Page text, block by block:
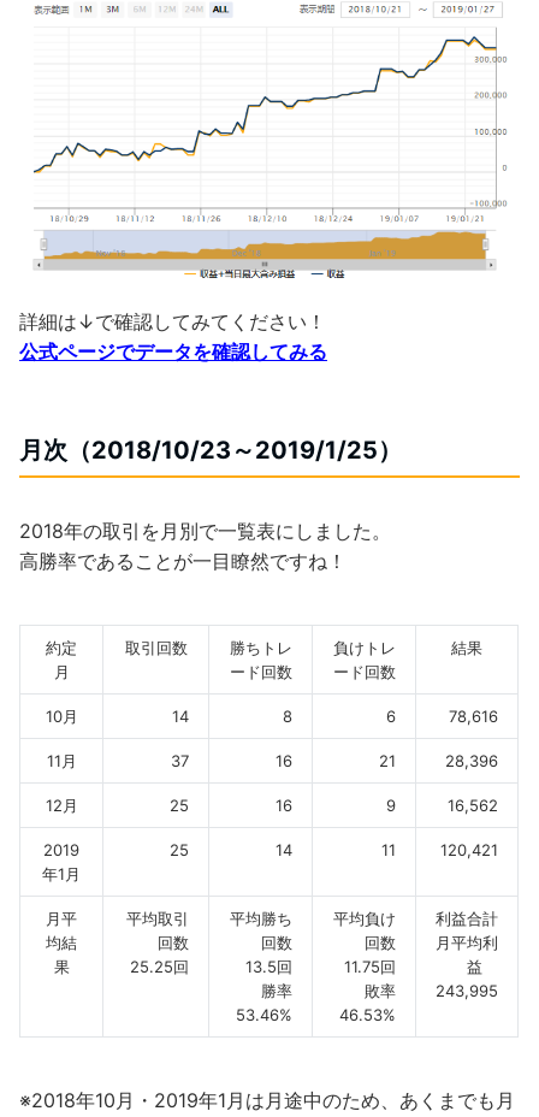
詳細は↓で確認してみてください！
公式ページでデータを確認してみる
月次（2018/10/23～2019/1/25）
2018年の取引を月別で一覧表にしました。
高勝率であることが一目瞭然ですね！
約定
月
取引回数
勝ちトレ
ード回数
負けトレ
ード回数
結果
10月 14 8 6 78,616
11月 37 16 21 28,396
12月 25 16 9 16,562
2019
年1月
25 14 11 120,421
月平
均結
果
平均取引
回数
25.25回
平均勝ち
回数
13.5回
勝率
53.46%
平均負け
回数
11.75回
敗率
46.53%
利益合計
月平均利
益
243,995
※2018年10月・2019年1月は月途中のため、あくまでも月